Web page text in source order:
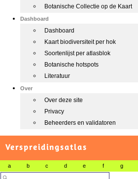
Botanische Collectie op de Kaart
Dashboard
Dashboard
Kaart biodiversiteit per hok
Soortenlijst per atlasblok
Botanische hotspots
Literatuur
Over
Over deze site
Privacy
Beheerders en validatoren
Verspreidingsatlas
a b c d e f g